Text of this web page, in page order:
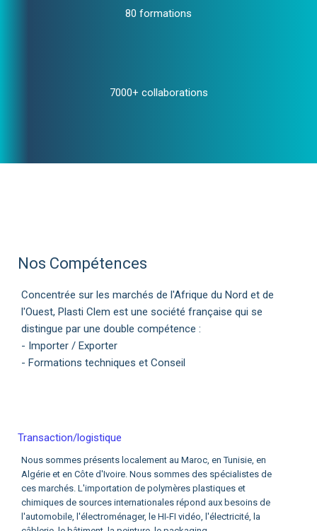
80 formations
7000+ collaborations
Nos Compétences
Concentrée sur les marchés de l'Afrique du Nord et de
l'Ouest, Plasti Clem est une société française qui se
distingue par une double compétence :
- Importer / Exporter
- Formations techniques et Conseil
Transaction/logistique
Nous sommes présents localement au Maroc, en Tunisie, en
Algérie et en Côte d'Ivoire. Nous sommes des spécialistes de
ces marchés. L'importation de polymères plastiques et
chimiques de sources internationales répond aux besoins de
l'automobile, l'électroménager, le HI-FI vidéo, l'électricité, la